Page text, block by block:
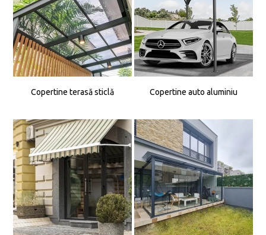
Copertine terasă sticlă Copertine auto aluminiu